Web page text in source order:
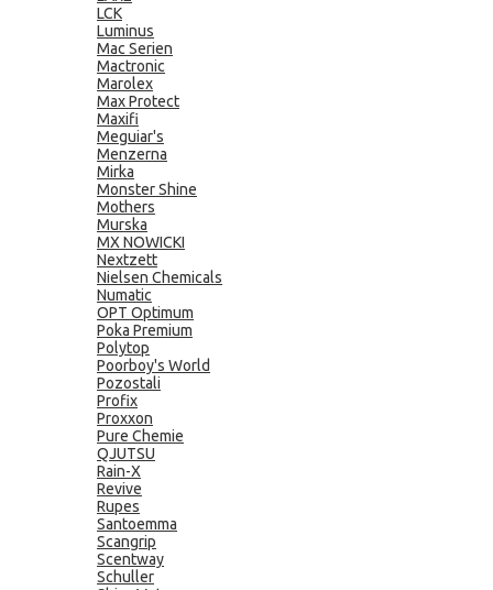
LCK
Luminus
Mac Serien
Mactronic
Marolex
Max Protect
Maxifi
Meguiar's
Menzerna
Mirka
Monster Shine
Mothers
Murska
MX NOWICKI
Nextzett
Nielsen Chemicals
Numatic
OPT Optimum
Poka Premium
Polytop
Poorboy's World
Pozostali
Profix
Proxxon
Pure Chemie
QJUTSU
Rain-X
Revive
Rupes
Santoemma
Scangrip
Scentway
Schuller